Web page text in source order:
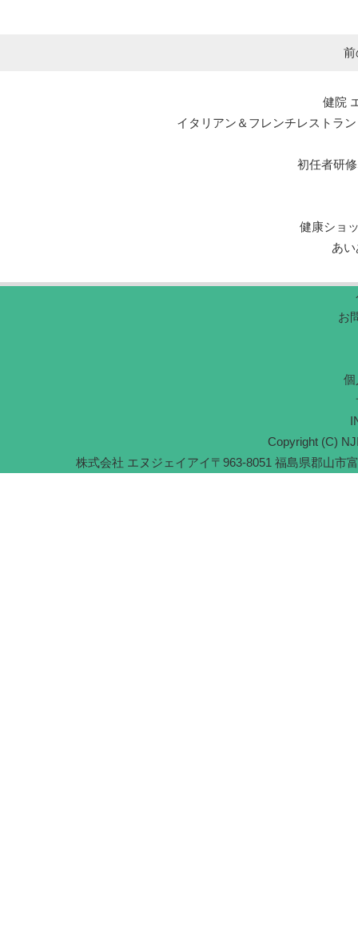
前
健院
イタリアン＆フレンチレストラ
初任者研修
健康ショ
あ
お
個
Copyright (C)
株式会社 エヌジェイアイ〒963-8051 福島県郡山市